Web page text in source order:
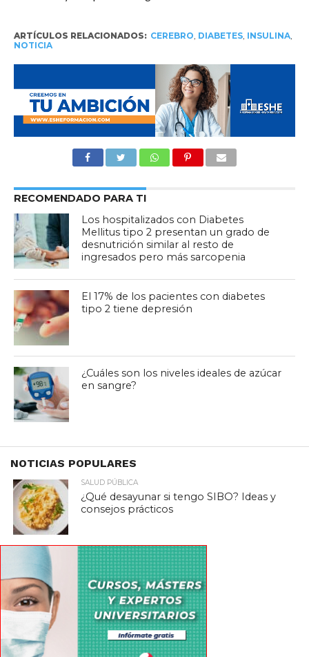
ARTÍCULOS RELACIONADOS: CEREBRO DIABETES, INSULINA,
NOTICIA
RECOMENDADO PARA TI
Los hospitalizados con Diabetes
Mellitus tipo 2 presentan un grado de
desnutrición similar al resto de
ingresados pero más sarcopenia
El 17% de los pacientes con diabetes
tipo 2 tiene depresión
¿Cuáles son los niveles ideales de azúcar
en sangre?
NOTICIAS POPULARES
SALUD PÚBLICA
¿Qué desayunar si tengo SIBO? Ideas y
consejos prácticos